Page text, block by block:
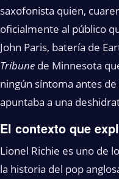
saxofonista quien,
oficialmente al público
John Paris, batería de
Tribune de Minnesota
ningún síntoma antes
apuntaba a una
El contexto que
Lionel Richie es uno de
la historia del pop